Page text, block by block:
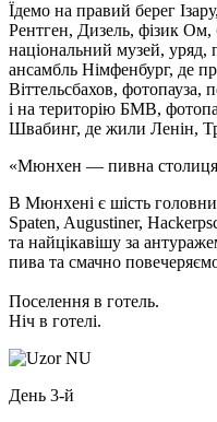
Їдемо на правий берег
Рентген, Дизель, фізик Ом,
національний музей, уряд,
ансамбль Німфенбург, де
Віттельсбахов, фотопауза,
і на територію БМВ,
Швабинг, де жили Ленін,
«Мюнхен — пивна
В Мюнхені є шість
Spaten, Augustiner,
та найцікавішу за
пива та смачно
Поселення в готель.
Ніч в готелі.
День 3-й